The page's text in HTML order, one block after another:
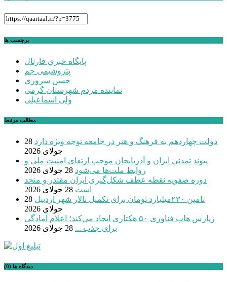
برچسب ها
پايگاه خبري قارتال
پتروشیمی جم
حسن سروری
نماینده مردم شهرستان گرمی
ولی اسماعیلی
مطالب مرتبط
دولت چهاردهم به فرهنگ و هنر در جامعه توجه ویژه دارد 28
جولای 2026
پیوند تمدنی ایران و آذربایجان موجب ارتقای امنیت ملی و
روابط ملت‌ها می‌شود 28 جولای 2026
دوره صفویه نقطه عطف شکل‌گیری ایران مقتدر و متحد
است 28 جولای 2026
تامین ۲۳۰میلیارد تومان برای تکمیل تالار شهر اردبیل
28
جولای 2026
زپارس هاب فناوری ۵۰ هکتاری ایجاد می‌کند؛ اعلام آمادگی
برای جذب ... 28 جولای 2026
دیدگاه ها (0)